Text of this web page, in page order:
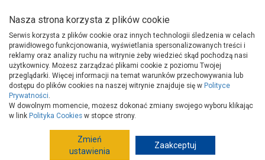
Strona główna Narzędzia
Narzędzia ręczne, warsztat
Materiały ścierne
Arkusze
Nasza strona korzysta z plików cookie
Serwis korzysta z plików cookie oraz innych technologii śledzenia w celach
prawidłowego funkcjonowania, wyświetlania spersonalizowanych treści i
reklamy oraz analizy ruchu na witrynie żeby wiedzieć skąd pochodzą nasi
użytkownicy. Możesz zarządzać plikami cookie z poziomu Twojej
przeglądarki. Więcej informacji na temat warunków przechowywania lub
dostępu do plików cookies na naszej witrynie znajduje się w Polityce
Prywatności.
W dowolnym momencie, możesz dokonać zmiany swojego wyboru klikając
w link Polityka Cookies w stopce strony.
Zmień
ustawienia
Zaakceptuj